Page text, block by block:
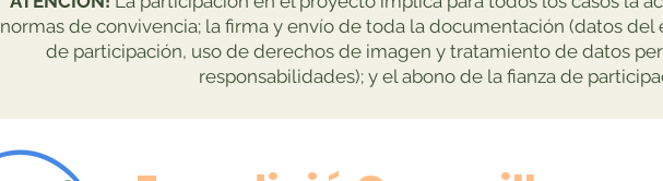
normas de convivencia; la firma y envío de toda la documentación (datos del
de participación, uso de derechos de imagen y tratamiento de datos
responsabilidades); y el abono de la fianza de